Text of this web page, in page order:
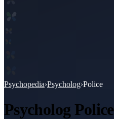
Psychopedia›Psycholog›Police
Psycholog Police